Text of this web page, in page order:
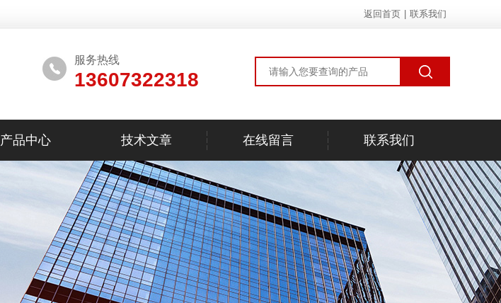
返回首页 联系我们
服务热线
13607322318
产品中心 技术文章 在线留言 联系我们